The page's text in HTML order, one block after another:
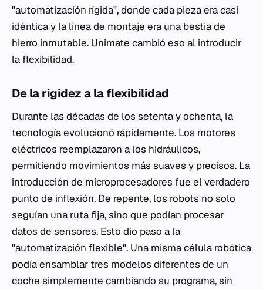
"automatización rígida", donde cada pieza era casi
idéntica y la línea de montaje era una bestia de
hierro inmutable. Unimate cambió eso al introducir
la flexibilidad.
De la rigidez a la flexibilidad
Durante las décadas de los setenta y ochenta, la
tecnología evolucionó rápidamente. Los motores
eléctricos reemplazaron a los hidráulicos,
permitiendo movimientos más suaves y precisos. La
introducción de microprocesadores fue el verdadero
punto de inflexión. De repente, los robots no solo
seguían una ruta fija, sino que podían procesar
datos de sensores. Esto dio paso a la
"automatización flexible". Una misma célula robótica
podía ensamblar tres modelos diferentes de un
coche simplemente cambiando su programa, sin